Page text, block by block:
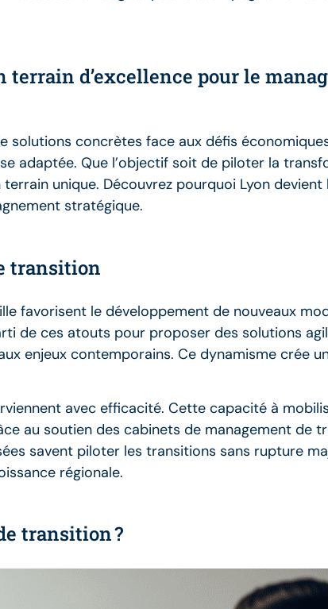
d’excellence pour le
solutions concrètes face aux défis
adaptée. Que l’objectif soit de piloter la
unique. Découvrez pourquoi Lyon devient
stratégique.
transition
favorisent le développement de nouveaux
de ces atouts pour proposer des solutions
enjeux contemporains. Ce dynamisme crée
avec efficacité. Cette capacité à
au soutien des cabinets de management de
savent piloter les transitions sans rupture
régionale.
transition ?